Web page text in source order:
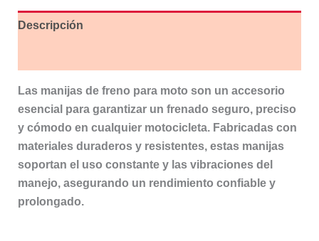
Descripción
Las manijas de freno para moto son un accesorio
esencial para garantizar un frenado seguro, preciso
y cómodo en cualquier motocicleta. Fabricadas con
materiales duraderos y resistentes, estas manijas
soportan el uso constante y las vibraciones del
manejo, asegurando un rendimiento confiable y
prolongado.